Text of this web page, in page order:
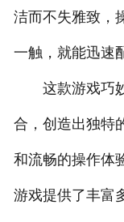
洁而不失雅致，
一触，就能迅速
这款游戏巧妙
合，创造出独特
和流畅的操作体
游戏提供了丰富